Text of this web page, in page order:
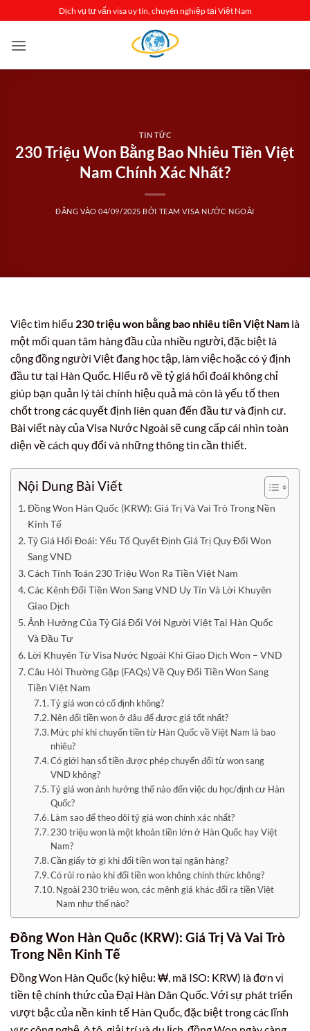
qua
nội
Dịch vụ tư vấn visa uy tín, chuyên nghiệp tại Việt Nam
TIN TỨC
230 Triệu Won Bằng Bao Nhiêu Tiền Việt
Nam Chính Xác Nhất?
ĐĂNG VÀO04/09/2025 BỞI TEAM VISA NƯỚC NGOÀI
Việc tìm hiểu 230 triệu won bằng bao nhiêu tiền Việt Nam là
một mối quan tâm hàng đầu của nhiều người, đặc biệt là
cộng đồng người Việt đang học tập, làm việc hoặc có ý định
đầu tư tại Hàn Quốc. Hiểu rõ về tỷ giá hối đoái không chỉ
giúp bạn quản lý tài chính hiệu quả mà còn là yếu tố then
chốt trong các quyết định liên quan đến đầu tư và định cư.
Bài viết này của Visa Nước Ngoài sẽ cung cấp cái nhìn toàn
diện về cách quy đổi và những thông tin cần thiết.
Nội Dung Bài Viết
Đồng Won Hàn Quốc (KRW): Giá Trị Và Vai Trò Trong Nền
Kinh Tế
Tỷ Giá Hối Đoái: Yếu Tố Quyết Định Giá Trị Quy Đổi Won
Sang VND
Cách Tính Toán 230 Triệu Won Ra Tiền Việt Nam
Các Kênh Đổi Tiền Won Sang VND Uy Tín Và Lời Khuyên
Giao Dịch
Ảnh Hưởng Của Tỷ Giá Đối Với Người Việt Tại Hàn Quốc
Và Đầu Tư
Lời Khuyên Từ Visa Nước Ngoài Khi Giao Dịch Won – VND
Câu Hỏi Thường Gặp (FAQs) Về Quy Đổi Tiền Won Sang
Tiền Việt Nam
Tỷ giá won có cố định không?
Nên đổi tiền won ở đâu để được giá tốt nhất?
Mức phí khi chuyển tiền từ Hàn Quốc về Việt Nam là bao
nhiêu?
Có giới hạn số tiền được phép chuyển đổi từ won sang
VND không?
Tỷ giá won ảnh hưởng thế nào đến việc du học/định cư Hàn
Quốc?
Làm sao để theo dõi tỷ giá won chính xác nhất?
230 triệu won là một khoản tiền lớn ở Hàn Quốc hay Việt
Nam?
Cần giấy tờ gì khi đổi tiền won tại ngân hàng?
Có rủi ro nào khi đổi tiền won không chính thức không?
Ngoài 230 triệu won, các mệnh giá khác đổi ra tiền Việt
Nam như thế nào?
Đồng Won Hàn Quốc (KRW): Giá Trị Và Vai Trò
Trong Nền Kinh Tế
Đồng Won Hàn Quốc (ký hiệu: ₩, mã ISO: KRW) là đơn vị
tiền tệ chính thức của Đại Hàn Dân Quốc. Với sự phát triển
vượt bậc của nền kinh tế Hàn Quốc, đặc biệt trong các lĩnh